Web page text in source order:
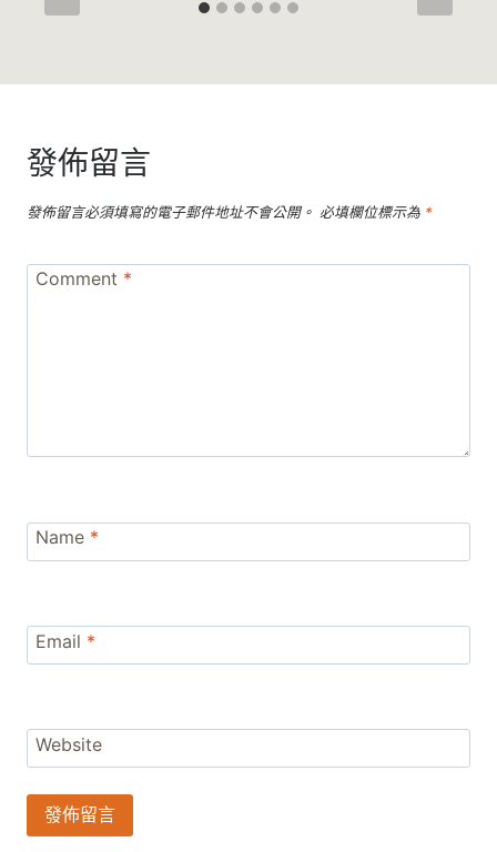
發佈留言
發佈留言必須填寫的電子郵件地址不會公開。 必填欄位標示為 *
Comment *
Name *
Email *
Website